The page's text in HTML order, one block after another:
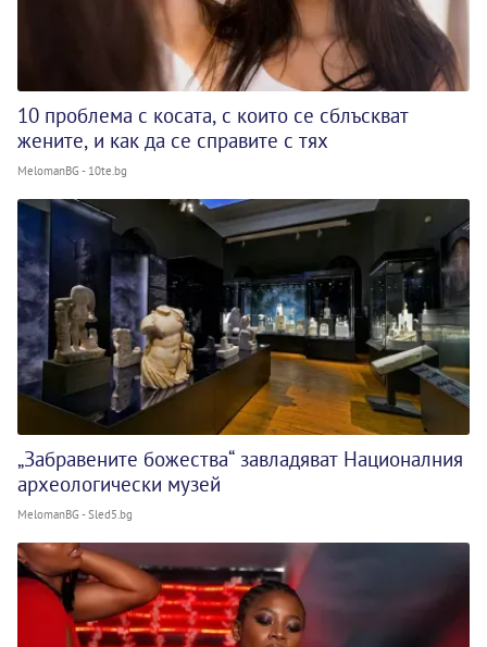
10 проблема с косата, с които се сблъскват
жените, и как да се справите с тях
MelomanBG - 10te.bg
„Забравените божества“ завладяват Националния
археологически музей
MelomanBG - Sled5.bg